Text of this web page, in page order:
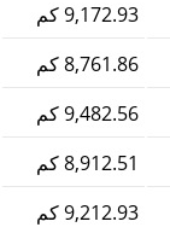
9,172.93 كم
8,761.86 كم
9,482.56 كم
8,912.51 كم
9,212.93 كم